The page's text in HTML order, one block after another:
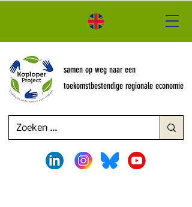
samen op weg naar een
toekomstbestendige regionale economie